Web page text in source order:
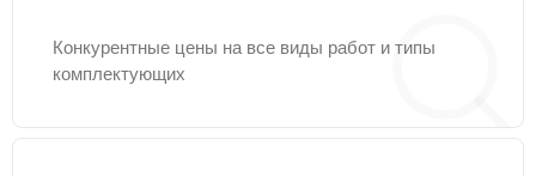
Конкурентные цены на все виды работ и типы
комплектующих